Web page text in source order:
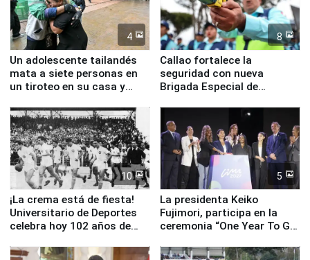
4
Un adolescente tailandés
mata a siete personas en
un tiroteo en su casa y
8
Callao fortalece la
seguridad con nueva
Brigada Especial de
equipamiento para
Serenazgo
10
¡La crema está de fiesta!
Universitario de Deportes
celebra hoy 102 años de
5
La presidenta Keiko
Fujimori, participa en la
ceremonia “One Year To Go